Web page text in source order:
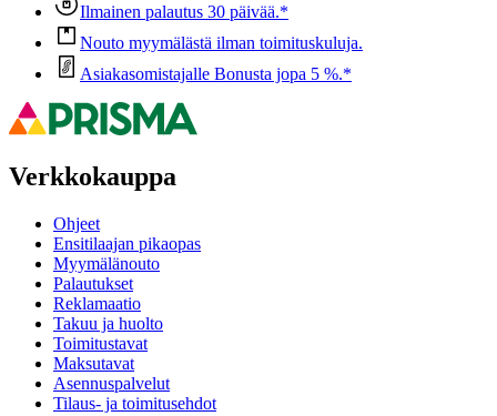
Ilmainen palautus 30 päivää.*
Nouto myymälästä ilman toimituskuluja.
Asiakasomistajalle Bonusta jopa 5 %.*
Verkkokauppa
Ohjeet
Ensitilaajan pikaopas
Myymälänouto
Palautukset
Reklamaatio
Takuu ja huolto
Toimitustavat
Maksutavat
Asennuspalvelut
Tilaus- ja toimitusehdot